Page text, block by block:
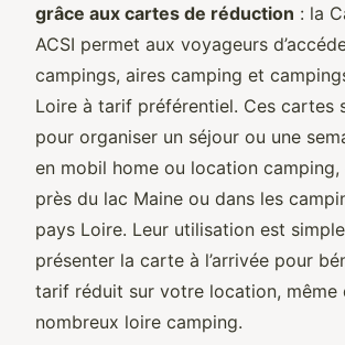
grâce aux cartes de réduction : la
ACSI permet aux voyageurs
campings, aires camping et
Loire à tarif préférentiel. Ces cartes
pour organiser un séjour ou une
en mobil home ou location
près du lac Maine ou dans les
pays Loire. Leur utilisation est
présenter la carte à l’arrivée pour
tarif réduit sur votre location, même
nombreux loire camping.